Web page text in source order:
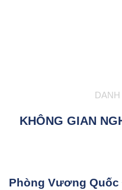
KHÔNG GIAN
Phòng Vương Quốc